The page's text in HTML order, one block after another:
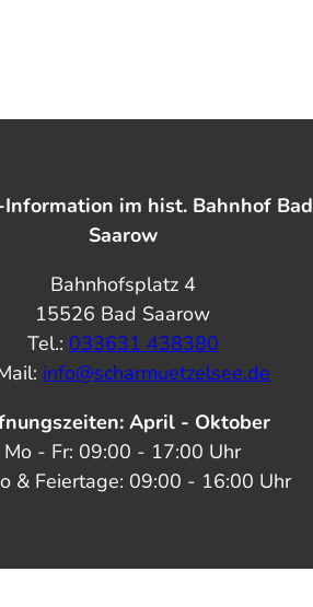
im hist. Bahnhof Bad
Saarow
Bahnhofsplatz 4
15526 Bad Saarow
Tel.: 033631 438380
info@scharmuetzelsee.de
April - Oktober
Mo - Fr: 09:00 - 17:00 Uhr
& Feiertage: 09:00 - 16:00 Uhr